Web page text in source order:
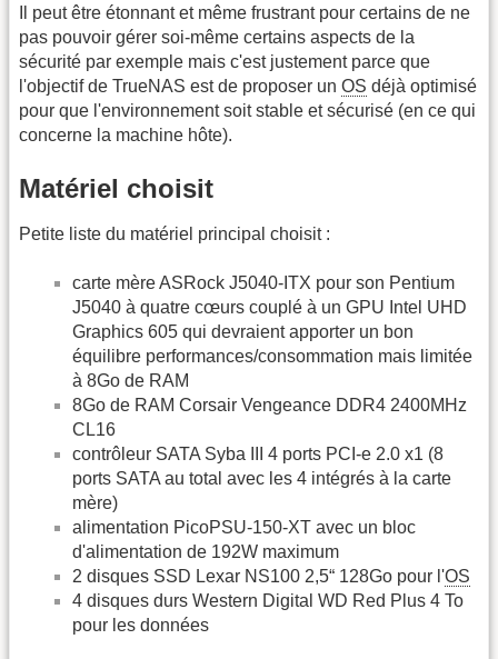
Il peut être étonnant et même frustrant pour certains de ne
pas pouvoir gérer soi-même certains aspects de la
sécurité par exemple mais c'est justement parce que
l'objectif de TrueNAS est de proposer un OS déjà optimisé
pour que l'environnement soit stable et sécurisé (en ce qui
concerne la machine hôte).
Matériel choisit
Petite liste du matériel principal choisit :
carte mère ASRock J5040-ITX pour son Pentium
J5040 à quatre cœurs couplé à un GPU Intel UHD
Graphics 605 qui devraient apporter un bon
équilibre performances/consommation mais limitée
à 8Go de RAM
8Go de RAM Corsair Vengeance DDR4 2400MHz
CL16
contrôleur SATA Syba III 4 ports PCI-e 2.0 x1 (8
ports SATA au total avec les 4 intégrés à la carte
mère)
alimentation PicoPSU-150-XT avec un bloc
d'alimentation de 192W maximum
2 disques SSD Lexar NS100 2,5“ 128Go pour l'OS
4 disques durs Western Digital WD Red Plus 4 To
pour les données